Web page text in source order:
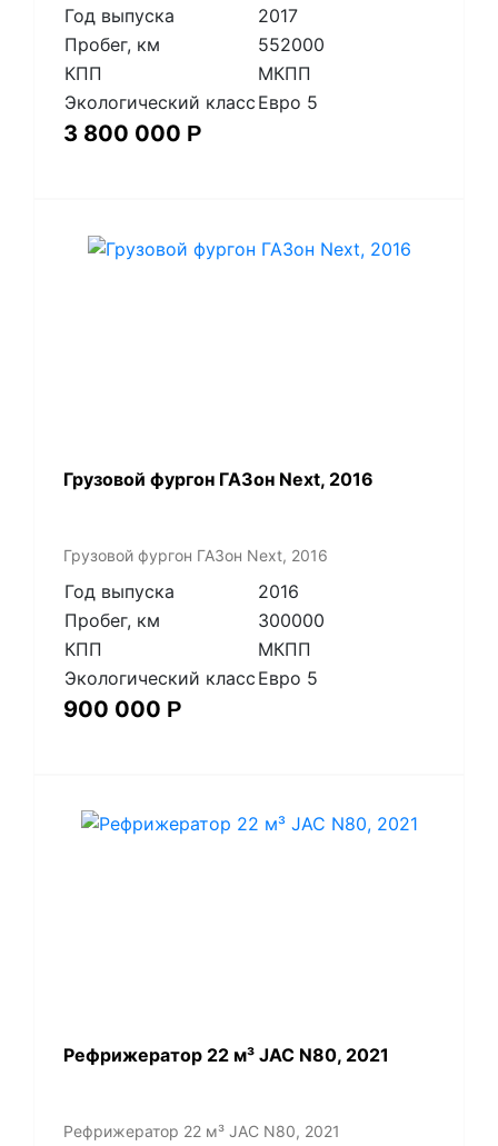
Год выпуска
2017
Пробег, км
552000
КПП
МКПП
Экологический класс Евро 5
3 800 000 Р
Грузовой фургон ГАЗон Next, 2016
Грузовой фургон ГАЗон Next, 2016
Год выпуска
2016
Пробег, км
300000
КПП
МКПП
Экологический класс Евро 5
900 000 Р
Рефрижератор 22 м³ JAC N80, 2021
Рефрижератор 22 м³ JAC N80, 2021